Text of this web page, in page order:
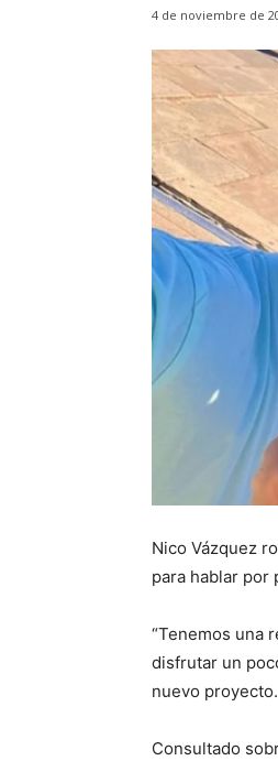
4 de noviembre de
Nico Vázquez
para hablar por
“Tenemos una
disfrutar un
nuevo proyecto.
Consultado